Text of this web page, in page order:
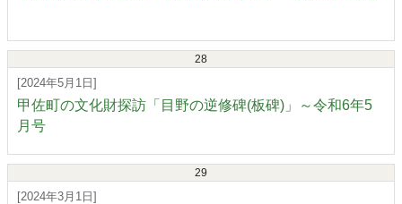
28
[2024年5月1日]
甲佐町の文化財探訪「目野の逆修碑(板碑)」～令和6年5
月号
29
[2024年3月1日]